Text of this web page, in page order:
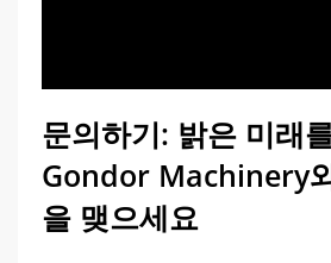
문의하기: 밝은 미래
Gondor Machinery
을 맺으세요